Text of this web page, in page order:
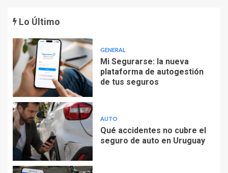
Lo Último
GENERAL
Mi Segurarse: la nueva
plataforma de autogestión
de tus seguros
AUTO
Qué accidentes no cubre el
seguro de auto en Uruguay